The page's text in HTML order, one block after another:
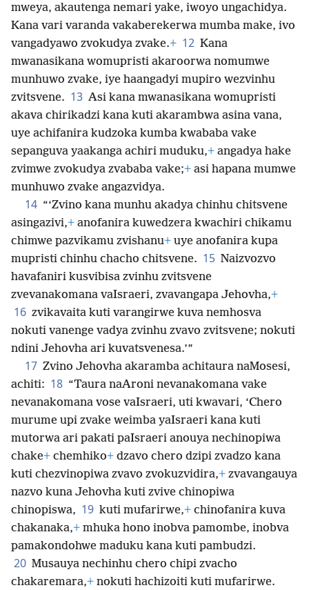
mweya, akautenga nemari yake, iwoyo ungachidya.
Kana vari varanda vakaberekerwa mumba make, ivo
vangadyawo zvokudya zvake.+ 12 Kana
mwanasikana womupristi akaroorwa nomumwe
munhuwo zvake, iye haangadyi mupiro wezvinhu
zvitsvene. 13 Asi kana mwanasikana womupristi
akava chirikadzi kana kuti akarambwa asina vana,
uye achifanira kudzoka kumba kwababa vake
sepanguva yaakanga achiri muduku,+ angadya hake
zvimwe zvokudya zvababa vake;+ asi hapana mumwe
munhuwo zvake angazvidya.
14 “‘Zvino kana munhu akadya chinhu chitsvene
asingazivi,+ anofanira kuwedzera kwachiri chikamu
chimwe pazvikamu zvishanu+ uye anofanira kupa
mupristi chinhu chacho chitsvene. 15 Naizvozvo
havafaniri kusvibisa zvinhu zvitsvene
zvevanakomana vaIsraeri, zvavangapa Jehovha,+
16 zvikavaita kuti varangirwe kuva nemhosva
nokuti vanenge vadya zvinhu zvavo zvitsvene; nokuti
ndini Jehovha ari kuvatsvenesa.’”
17 Zvino Jehovha akaramba achitaura naMosesi,
achiti: 18 “Taura naAroni nevanakomana vake
nevanakomana vose vaIsraeri, uti kwavari, ‘Chero
murume upi zvake weimba yaIsraeri kana kuti
mutorwa ari pakati paIsraeri anouya nechinopiwa
chake+ chemhiko+ dzavo chero dzipi zvadzo kana
kuti chezvinopiwa zvavo zvokuzvidira,+ zvavangauya
nazvo kuna Jehovha kuti zvive chinopiwa
chinopiswa, 19 kuti mufarirwe,+ chinofanira kuva
chakanaka,+ mhuka hono inobva pamombe, inobva
pamakondohwe maduku kana kuti pambudzi.
20 Musauya nechinhu chero chipi zvacho
chakaremara,+ nokuti hachizoiti kuti mufarirwe.